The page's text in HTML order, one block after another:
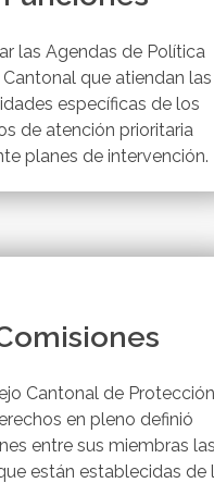
las Agendas de Política
Cantonal que atiendan las
específicas de los
de atención prioritaria
planes de intervención.
Cantonal de Protección
en pleno definió
entre sus miembras las
están establecidas de